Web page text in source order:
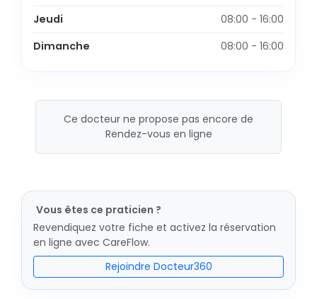
Jeudi
08:00 - 16:00
Dimanche
08:00 - 16:00
Ce docteur ne propose pas encore de
Rendez-vous en ligne
Vous êtes ce praticien ?
Revendiquez votre fiche et activez la réservation
en ligne avec CareFlow.
Rejoindre Docteur360